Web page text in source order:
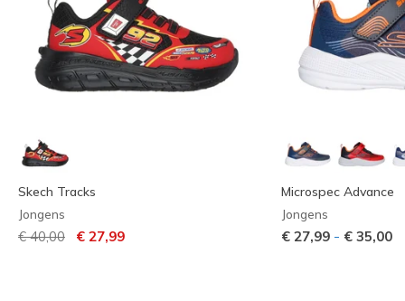
Skech Tracks
Jongens
Prijs verlaagd van
€ 40,00 naar
€ 27,99
Microspec Advance
Jongens
€ 27,99 - € 35,00